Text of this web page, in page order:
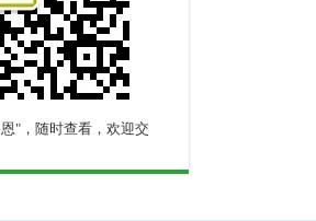
"，随时查看，欢迎交